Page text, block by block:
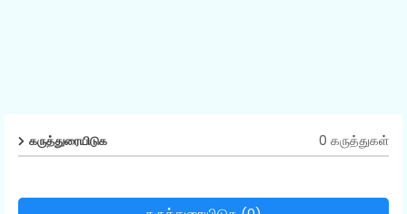
கருத்துரையிடுக 0 கருத்துகள்